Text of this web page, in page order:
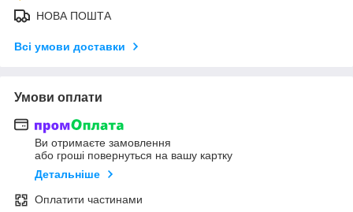
НОВА ПОШТА
Всі умови доставки
Умови оплати
Ви отримаєте замовлення
або гроші повернуться на вашу картку
Детальніше
Оплатити частинами